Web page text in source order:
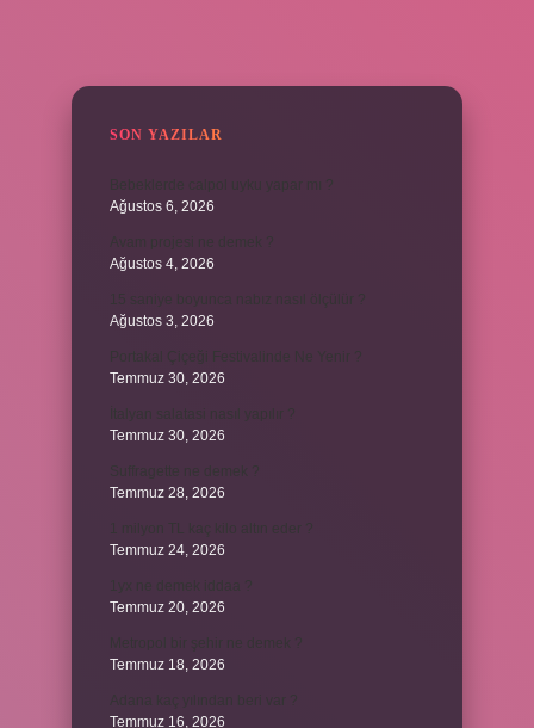
SON YAZILAR
Ağustos 6, 2026
Ağustos 4, 2026
Ağustos 3, 2026
Temmuz 30, 2026
Temmuz 30, 2026
Temmuz 28, 2026
Temmuz 24, 2026
Temmuz 20, 2026
Temmuz 18, 2026
Temmuz 16, 2026